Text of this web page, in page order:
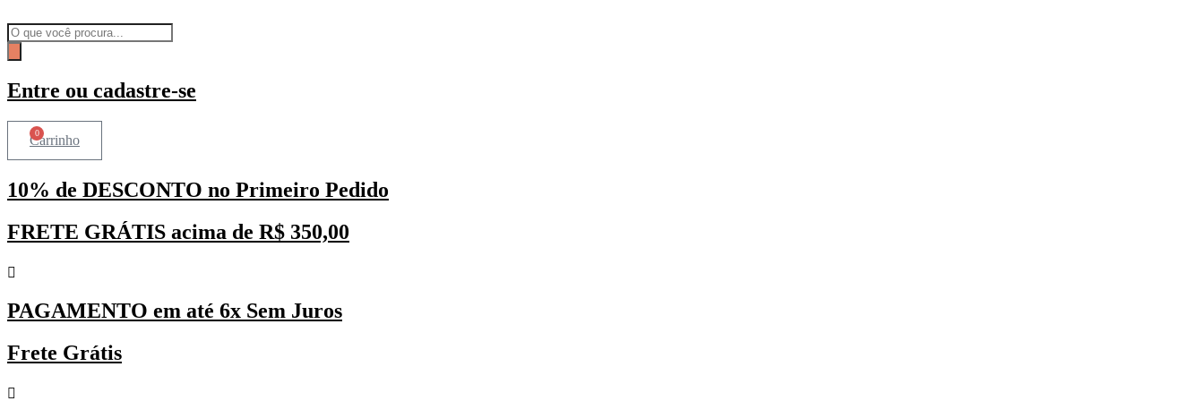
para
o
conteúdo
Pesquisar
produtos
Entre ou cadastre-se
0
Carrinho
10% de DESCONTO no Primeiro Pedido
FRETE GRÁTIS acima de R$ 350,00
PAGAMENTO em até 6x Sem Juros
Frete Grátis